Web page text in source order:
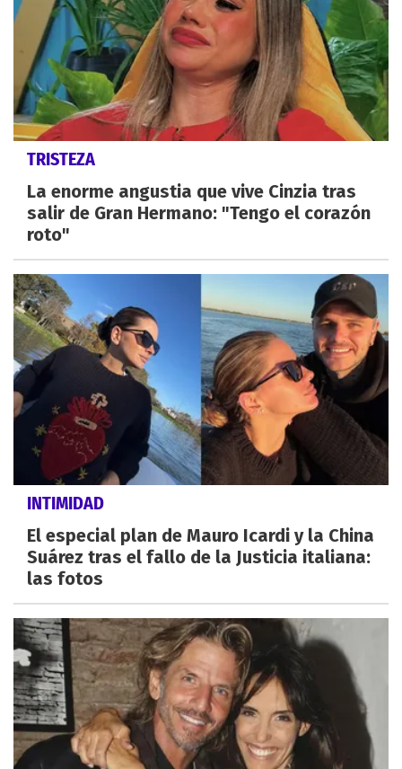
TRISTEZA
La enorme angustia que vive Cinzia tras
salir de Gran Hermano: "Tengo el corazón
roto"
INTIMIDAD
El especial plan de Mauro Icardi y la China
Suárez tras el fallo de la Justicia italiana:
las fotos